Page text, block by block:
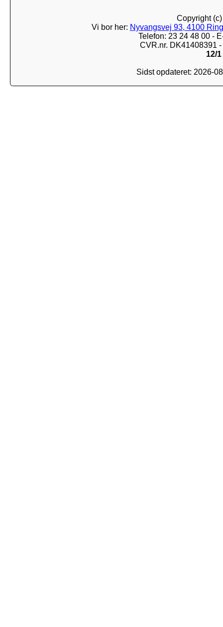
Copyright
Vi bor her: Nyvangsvej 93, 4100
Telefon: 23 24 48 00 -
CVR.nr. DK41408391
12/1
Sidst opdateret: 2026-